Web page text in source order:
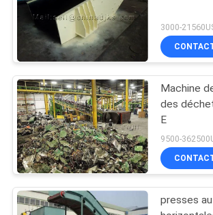
3000-
Machine
des
E
presses